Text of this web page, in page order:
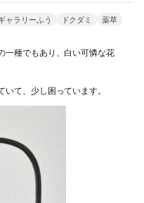
ャラリーふう ドクダミ 薬草
一種でもあり、白い可憐な花
て、少し困っています。